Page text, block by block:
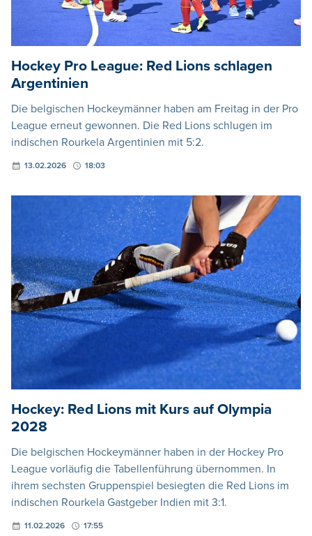
Hockey Pro League: Red Lions schlagen
Argentinien
Die belgischen Hockeymänner haben am Freitag in der Pro
League erneut gewonnen. Die Red Lions schlugen im
indischen Rourkela Argentinien mit 5:2.
13.02.2026 18:03
Hockey: Red Lions mit Kurs auf Olympia
2028
Die belgischen Hockeymänner haben in der Hockey Pro
League vorläufig die Tabellenführung übernommen. In
ihrem sechsten Gruppenspiel besiegten die Red Lions im
indischen Rourkela Gastgeber Indien mit 3:1.
11.02.2026 17:55